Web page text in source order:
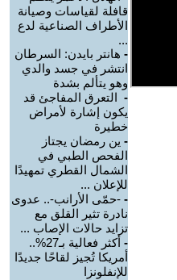
قافلة لقياسات وصيانة
الأطراف الصناعية لدع
...
- هانتر بايدن: السرطان
انتشر في جسد والدي
وهو يتألم بشدة
- التعرق المفاجئ قد
يكون إشارة لأمراض
خطيرة
- ين رمضان يجتاز
الفحص الطبي في
الشمال القطري تمهيدًا
للإعلان ...
- -حمّى الأرانب-.. عدوى
نادرة تثير القلق مع
تزايد حالات الإصاب ...
-
أكثر فعالية بـ27%..
أمريكا تُجيز لقاحًا جديدًا
للإنفلونزا